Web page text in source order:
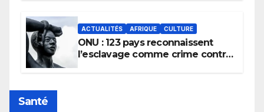
ACTUALITÉS AFRIQUE CULTURE
ONU : 123 pays reconnaissent
l’esclavage comme crime contre
Santé